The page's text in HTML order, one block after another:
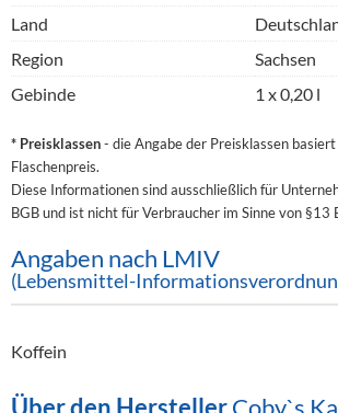
Land
Region
Sachsen
Gebinde
1 x 0,20 l
* Preisklassen- die Angabe der Preisklassen
Flaschenpreis.
Diese Informationen sind ausschließlich für
BGB und ist nicht für Verbraucher im Sinne von §13
Angaben nach LMIV
(Lebensmittel-
Koffein
Über den HerstellerCoby`s